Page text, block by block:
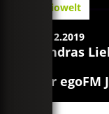
Radiowelt
29.12.2019
Sandras
Der